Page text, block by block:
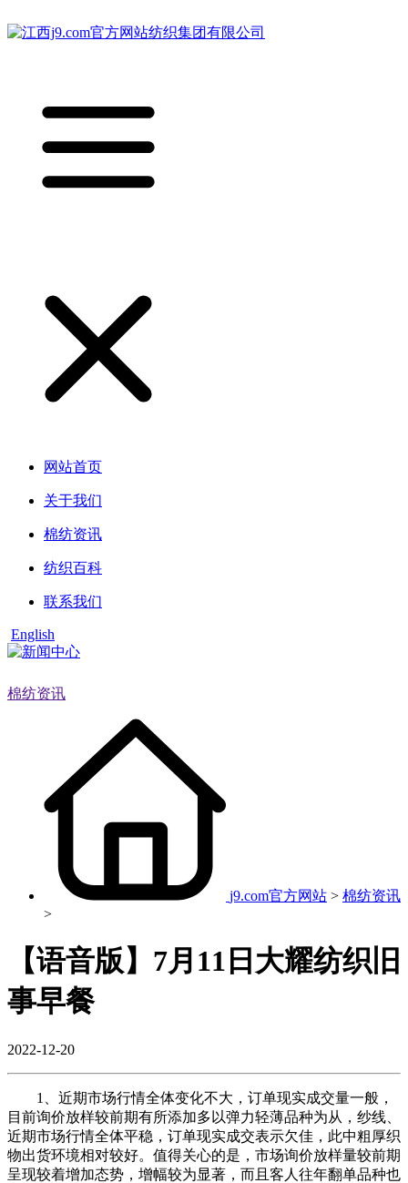
网站首页
关于我们
棉纺资讯
纺织百科
联系我们
English
棉纺资讯
j9.com官方网站 > 棉纺资讯
>
【语音版】7月11日大耀纺织旧
事早餐
2022-12-20
1、近期市场行情全体变化不大，订单现实成交量一般，
目前询价放样较前期有所添加多以弹力轻薄品种为从，纱线、
近期市场行情全体平稳，订单现实成交表示欠佳，此中粗厚织
物出货环境相对较好。值得关心的是，市场询价放样量较前期
呈现较着增加态势，增幅较为显著，而且客人往年翻单品种也